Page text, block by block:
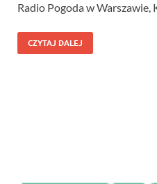
Radio Pogoda w
CZYTAJ DALEJ